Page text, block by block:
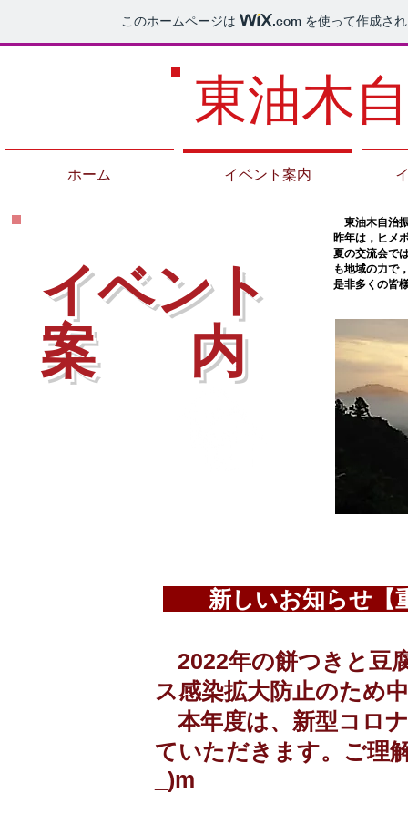
このホームページは .com を使って作成さ
東油木
ホーム イベント案内
イベント
案 内
東油木自治
昨年は，ヒメ
夏の交流会で
も地域の力で
是非多くの皆
新しいお知らせ【
2022年の餅つきと豆
ス感染拡大防止のため
本年度は、新型コロ
ていただきます。ご理
_)m